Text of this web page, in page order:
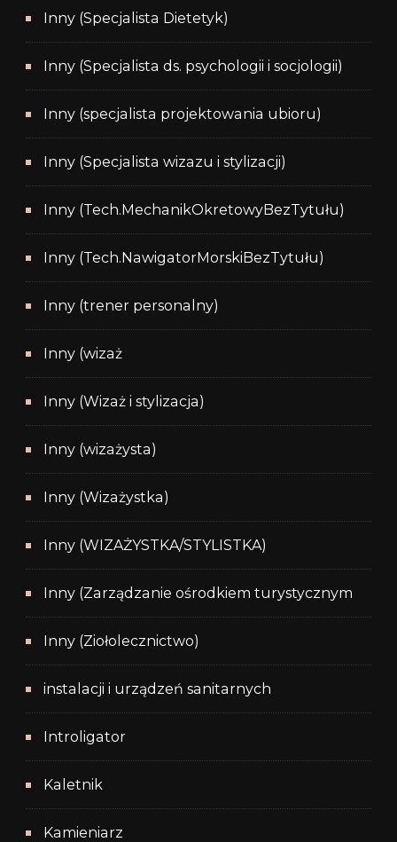
Inny (Specjalista Dietetyk)
Inny (Specjalista ds. psychologii i socjologii)
Inny (specjalista projektowania ubioru)
Inny (Specjalista wizazu i stylizacji)
Inny (Tech.MechanikOkretowyBezTytułu)
Inny (Tech.NawigatorMorskiBezTytułu)
Inny (trener personalny)
Inny (wizaż
Inny (Wizaż i stylizacja)
Inny (wizażysta)
Inny (Wizażystka)
Inny (WIZAŻYSTKA/STYLISTKA)
Inny (Zarządzanie ośrodkiem turystycznym
Inny (Ziołolecznictwo)
instalacji i urządzeń sanitarnych
Introligator
Kaletnik
Kamieniarz